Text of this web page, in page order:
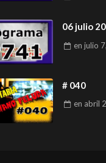
06 julio
enjulio
# 040
en abril